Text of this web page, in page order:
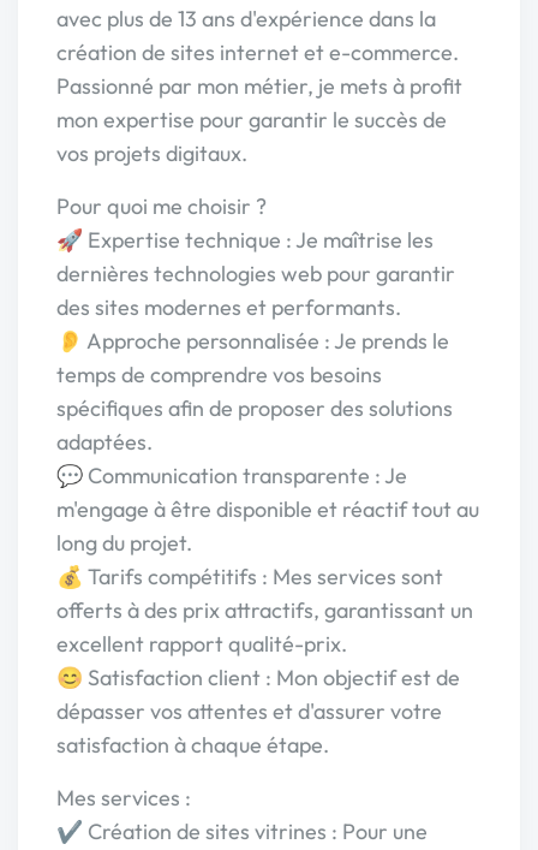
avec plus de 13 ans d'expérience dans la
création de sites internet et e-commerce.
Passionné par mon métier, je mets à profit
mon expertise pour garantir le succès de
vos projets digitaux.
Pour quoi me choisir ?
🚀 Expertise technique : Je maîtrise les
dernières technologies web pour garantir
des sites modernes et performants.
👂 Approche personnalisée : Je prends le
temps de comprendre vos besoins
spécifiques afin de proposer des solutions
adaptées.
💬 Communication transparente : Je
m'engage à être disponible et réactif tout au
long du projet.
💰 Tarifs compétitifs : Mes services sont
offerts à des prix attractifs, garantissant un
excellent rapport qualité-prix.
😊 Satisfaction client : Mon objectif est de
dépasser vos attentes et d'assurer votre
satisfaction à chaque étape.
Mes services :
✔️ Création de sites vitrines : Pour une